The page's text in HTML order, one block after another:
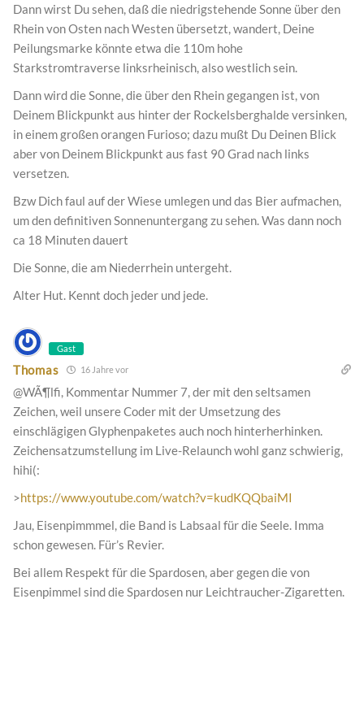
Dann wirst Du sehen, daß die niedrigstehende Sonne über den
Rhein von Osten nach Westen übersetzt, wandert, Deine
Peilungsmarke könnte etwa die 110m hohe
Starkstromtraverse linksrheinisch, also westlich sein.
Dann wird die Sonne, die über den Rhein gegangen ist, von
Deinem Blickpunkt aus hinter der Rockelsberghalde versinken,
in einem großen orangen Furioso; dazu mußt Du Deinen Blick
aber von Deinem Blickpunkt aus fast 90 Grad nach links
versetzen.
Bzw Dich faul auf der Wiese umlegen und das Bier aufmachen,
um den definitiven Sonnenuntergang zu sehen. Was dann noch
ca 18 Minuten dauert
Die Sonne, die am Niederrhein untergeht.
Alter Hut. Kennt doch jeder und jede.
Gast
Thomas 16 Jahre vor
@WÃ¶lfi, Kommentar Nummer 7, der mit den seltsamen
Zeichen, weil unsere Coder mit der Umsetzung des
einschlägigen Glyphenpaketes auch noch hinterherhinken.
Zeichensatzumstellung im Live-Relaunch wohl ganz schwierig,
hihi(:
>https://www.youtube.com/watch?v=kudKQQbaiMI
Jau, Eisenpimmmel, die Band is Labsaal für die Seele. Imma
schon gewesen. Für’s Revier.
Bei allem Respekt für die Spardosen, aber gegen die von
Eisenpimmel sind die Spardosen nur Leichtraucher-Zigaretten.